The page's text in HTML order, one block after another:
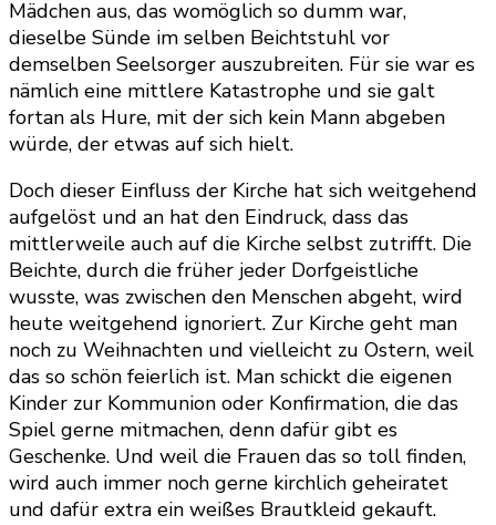
Mädchen aus, das womöglich so dumm war,
dieselbe Sünde im selben Beichtstuhl vor
demselben Seelsorger auszubreiten. Für sie war es
nämlich eine mittlere Katastrophe und sie galt
fortan als Hure, mit der sich kein Mann abgeben
würde, der etwas auf sich hielt.
Doch dieser Einfluss der Kirche hat sich weitgehend
aufgelöst und an hat den Eindruck, dass das
mittlerweile auch auf die Kirche selbst zutrifft. Die
Beichte, durch die früher jeder Dorfgeistliche
wusste, was zwischen den Menschen abgeht, wird
heute weitgehend ignoriert. Zur Kirche geht man
noch zu Weihnachten und vielleicht zu Ostern, weil
das so schön feierlich ist. Man schickt die eigenen
Kinder zur Kommunion oder Konfirmation, die das
Spiel gerne mitmachen, denn dafür gibt es
Geschenke. Und weil die Frauen das so toll finden,
wird auch immer noch gerne kirchlich geheiratet
und dafür extra ein weißes Brautkleid gekauft.